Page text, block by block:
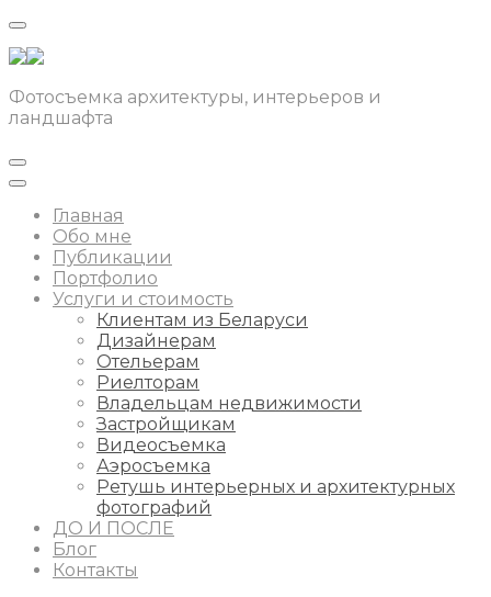
Фотосъемка архитектуры, интерьеров и
ландшафта
Главная
Обо мне
Публикации
Портфолио
Услуги и стоимость
Клиентам из Беларуси
Дизайнерам
Отельерам
Риелторам
Владельцам недвижимости
Застройщикам
Видеосъемка
Аэросъемка
Ретушь интерьерных и архитектурных
фотографий
ДО И ПОСЛЕ
Блог
Контакты